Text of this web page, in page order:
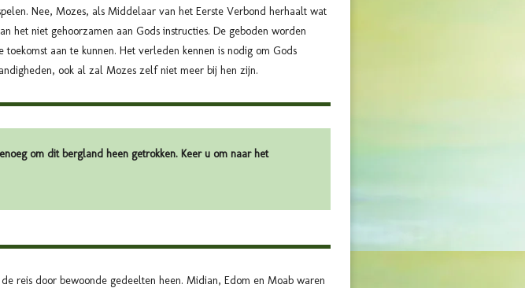
Nee, Mozes, als Middelaar van het Eerste Verbond herhaalt wat
niet gehoorzamen aan Gods instructies. De geboden worden
aan te kunnen. Het verleden kennen is nodig om Gods
ook al zal Mozes zelf niet meer bij hen zijn.
om dit bergland heen getrokken. Keer u om naar het
reis door bewoonde gedeelten heen. Midian, Edom en Moab waren